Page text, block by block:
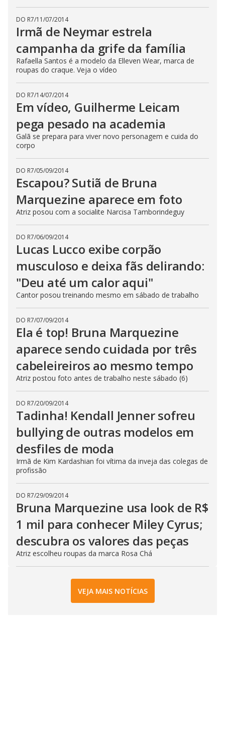
DO R7/11/07/2014
Irmã de Neymar estrela
campanha da grife da família
Rafaella Santos é a modelo da Elleven Wear, marca de
roupas do craque. Veja o vídeo
DO R7/14/07/2014
Em vídeo, Guilherme Leicam
pega pesado na academia
Galã se prepara para viver novo personagem e cuida do
corpo
DO R7/05/09/2014
Escapou? Sutiã de Bruna
Marquezine aparece em foto
Atriz posou com a socialite Narcisa Tamborindeguy
DO R7/06/09/2014
Lucas Lucco exibe corpão
musculoso e deixa fãs delirando:
"Deu até um calor aqui"
Cantor posou treinando mesmo em sábado de trabalho
DO R7/07/09/2014
Ela é top! Bruna Marquezine
aparece sendo cuidada por três
cabeleireiros ao mesmo tempo
Atriz postou foto antes de trabalho neste sábado (6)
DO R7/20/09/2014
Tadinha! Kendall Jenner sofreu
bullying de outras modelos em
desfiles de moda
Irmã de Kim Kardashian foi vítima da inveja das colegas de
profissão
DO R7/29/09/2014
Bruna Marquezine usa look de R$
1 mil para conhecer Miley Cyrus;
descubra os valores das peças
Atriz escolheu roupas da marca Rosa Chá
VEJA MAIS NOTÍCIAS